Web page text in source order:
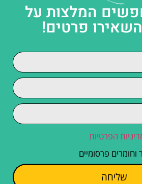
המלצות על
פרטים!
הפרטיות
פרסומיים
שליחה